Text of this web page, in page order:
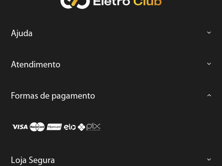
Ajuda
Atendimento
Formas de pagamento
Loja Segura